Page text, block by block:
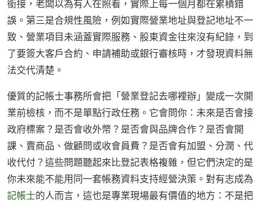
銜接，老闆以為有人在照看，實際上每一個月都在累積錯
誤。第三是合規性風險，例如實際營業地址與登記地址不一
致、營業項目未涵蓋實際服務、股東資金往來沒有紀錄，到
了要簽大客戶合約、申請補助或銀行審核時，才發現資料無
法交代清楚。
優質的記帳士事務所會把「營業登記去哪裡辦」變成一次開
業前檢核，而不是單點行政任務。它會問你：未來是否會接
政府標案？是否會收外幣？是否會與品牌合作？是否會開
課、賣商品、做顧問或收會員費？是否會有加盟、分潤、代
收代付？這些問題聽起來比登記表格複雜，但它們決定的是
你未來能不能用同一套帳務資料支持經營決策。對有志成為
記帳士的人而言，這也是專業現場最有價值的地方：不是把